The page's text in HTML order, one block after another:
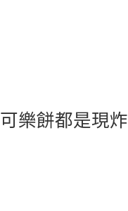
可樂餅都是現